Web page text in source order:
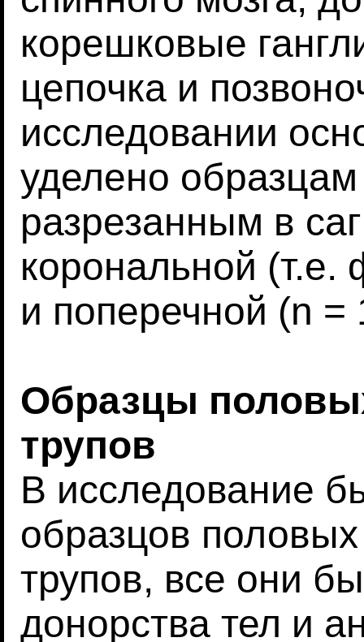
корешковые
цепочка и
исследовании
уделено
разрезанным в
корональной (т.е.
и поперечной (n =
Образцы
трупов
В исследование
образцов
трупов, все они
донорства тел и